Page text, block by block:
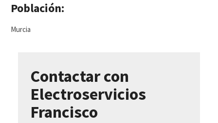
Población:
Murcia
Contactar con
Electroservicios
Francisco